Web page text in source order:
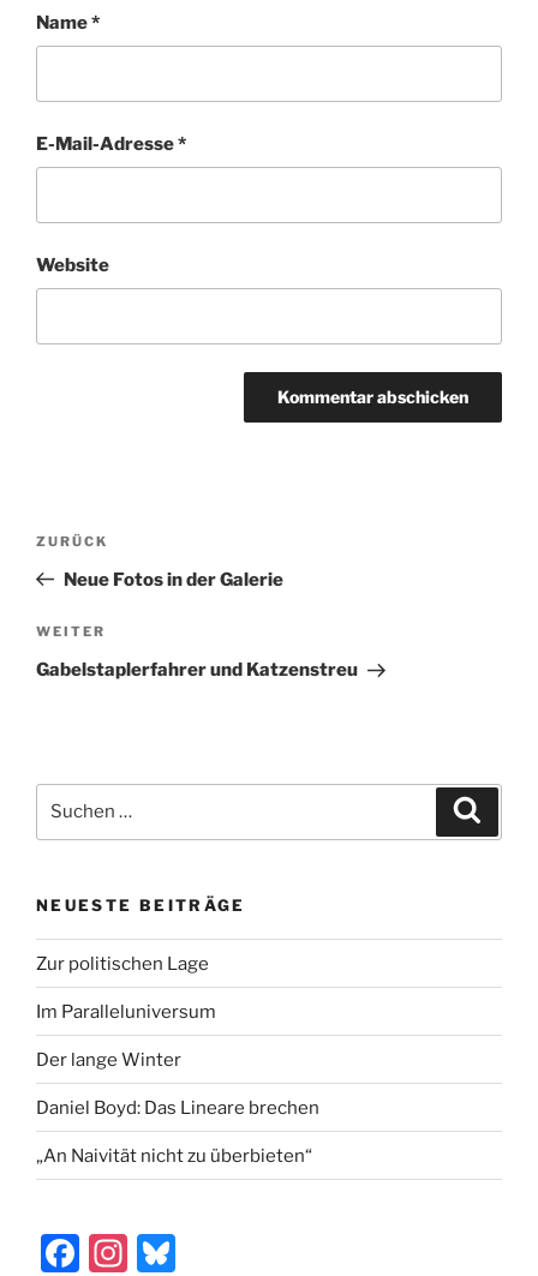
Name*
E-Mail-Adresse*
Website
Beitragsnavigation
Vorheriger
Beitrag
ZURÜCK
Neue Fotos in der Galerie
Nächster
Beitrag
WEITER
Gabelstaplerfahrer und Katzenstreu
nach:
NEUESTE BEITRÄGE
Zur politischen Lage
Im Paralleluniversum
Der lange Winter
Daniel Boyd: Das Lineare brechen
„An Naivität nicht zu überbieten“
F
In